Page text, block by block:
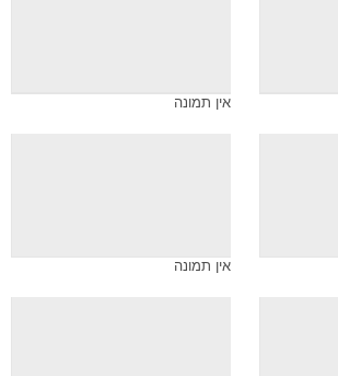
אין תמונה
אין תמונה